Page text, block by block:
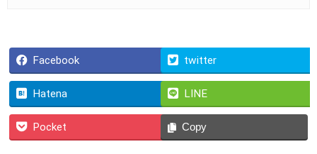
Facebook twitter
Hatena LINE
Pocket Copy